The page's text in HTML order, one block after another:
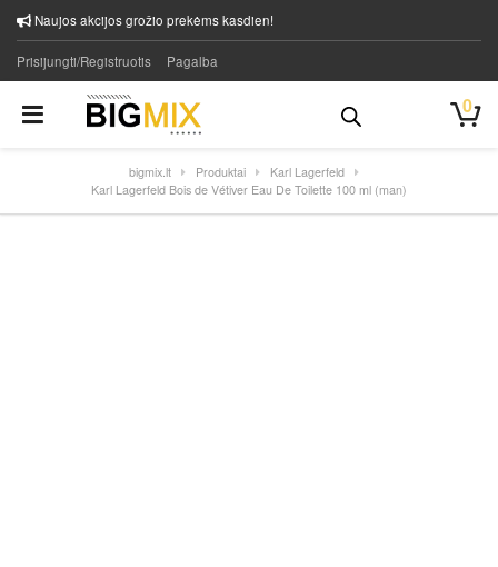
Naujos akcijos grožio prekėms kasdien!
Prisijungti/Registruotis Pagalba
0
bigmix.lt Produktai
Karl Lagerfeld
Karl Lagerfeld Bois de Vétiver Eau De Toilette 100 ml (man)